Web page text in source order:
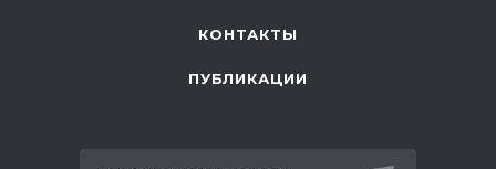
КОНТАКТЫ
ПУБЛИКАЦИИ